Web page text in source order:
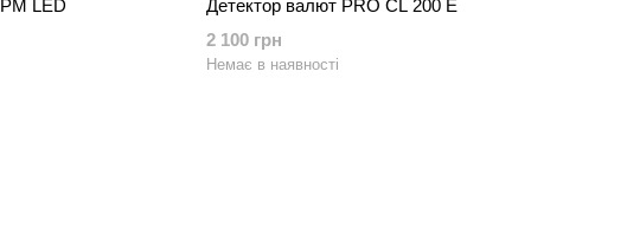
LED
Детектор валют PRO CL 200 E
2 100 грн
Немає в наявності